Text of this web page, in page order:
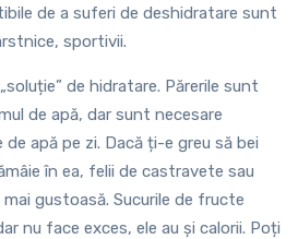
de a suferi de deshidratare sunt
sportivii.
de hidratare. Părerile sunt
de apă, dar sunt necesare
apă pe zi. Dacă ți-e greu să bei
în ea, felii de castravete sau
gustoasă. Sucurile de fructe
nu face exces, ele au și calorii. Poți